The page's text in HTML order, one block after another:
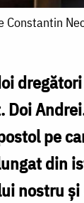
Constantin
pe
din
nostru